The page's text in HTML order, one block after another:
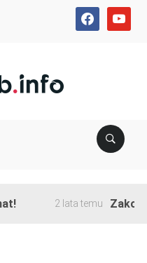
facebookyoutube
2 lata temu